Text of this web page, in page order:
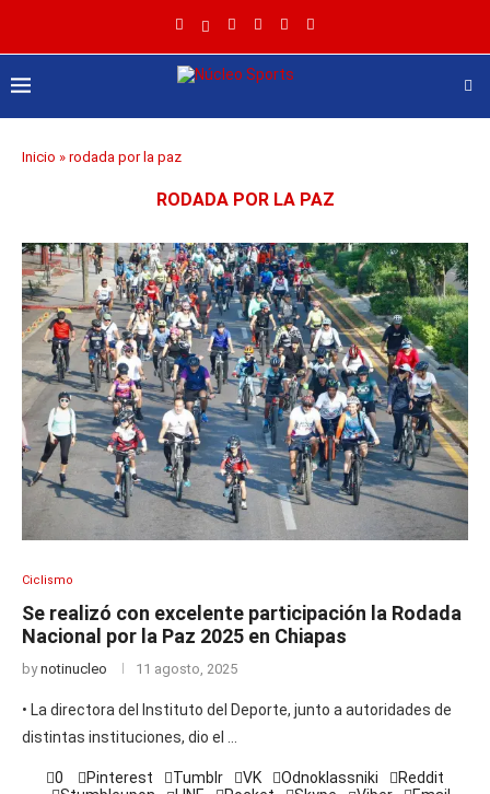
Inicio » rodada por la paz
RODADA POR LA PAZ
Ciclismo
Se realizó con excelente participación la Rodada
Nacional por la Paz 2025 en Chiapas
bynotinucleo 11 agosto, 2025
• La directora del Instituto del Deporte, junto a autoridades de
distintas instituciones, dio el …
0 Pinterest Tumblr VK Odnoklassniki
Reddit